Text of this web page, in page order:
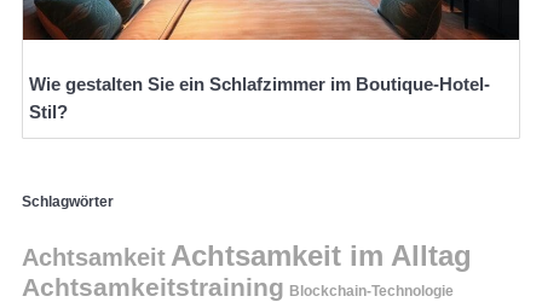
Wie gestalten Sie ein Schlafzimmer im Boutique-Hotel-
Stil?
Schlagwörter
Achtsamkeit Achtsamkeit im Alltag
Achtsamkeitstraining Blockchain-Technologie